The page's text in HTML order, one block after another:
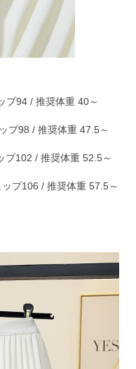
プ94 / 推奨体重 40～
プ98 / 推奨体重 47.5～
プ102 / 推奨体重 52.5～
プ106 / 推奨体重 57.5～